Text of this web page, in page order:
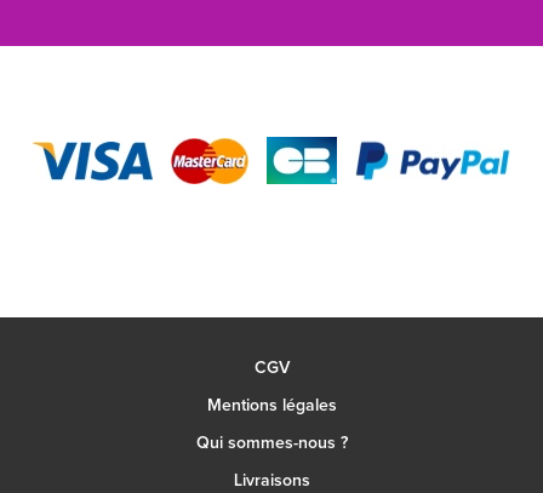
CGV
Mentions légales
Qui sommes-nous ?
Livraisons